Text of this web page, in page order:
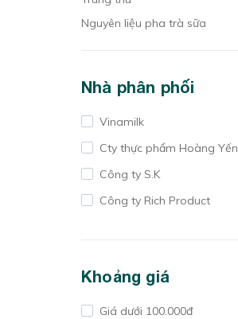
Nguyên liệu pha trà sữa
Nhà phân phối
Vinamilk
Cty thực phẩm Hoàng Yến
Công ty S.K
Công ty Rich Product
Khoảng giá
Giá dưới 100.000đ